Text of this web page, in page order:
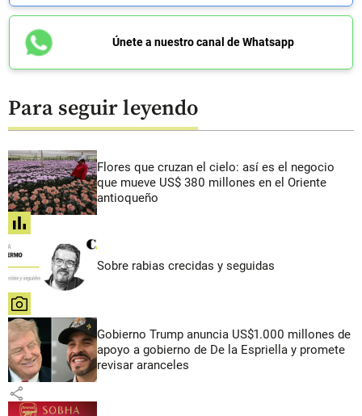
Únete a nuestro canal de Whatsapp
Para seguir leyendo
Flores que cruzan el cielo: así es el negocio
que mueve US$ 380 millones en el Oriente
antioqueño
share
Sobre rabias crecidas y seguidas
share
Gobierno Trump anuncia US$1.000 millones de
apoyo a gobierno de De la Espriella y promete
revisar aranceles
share